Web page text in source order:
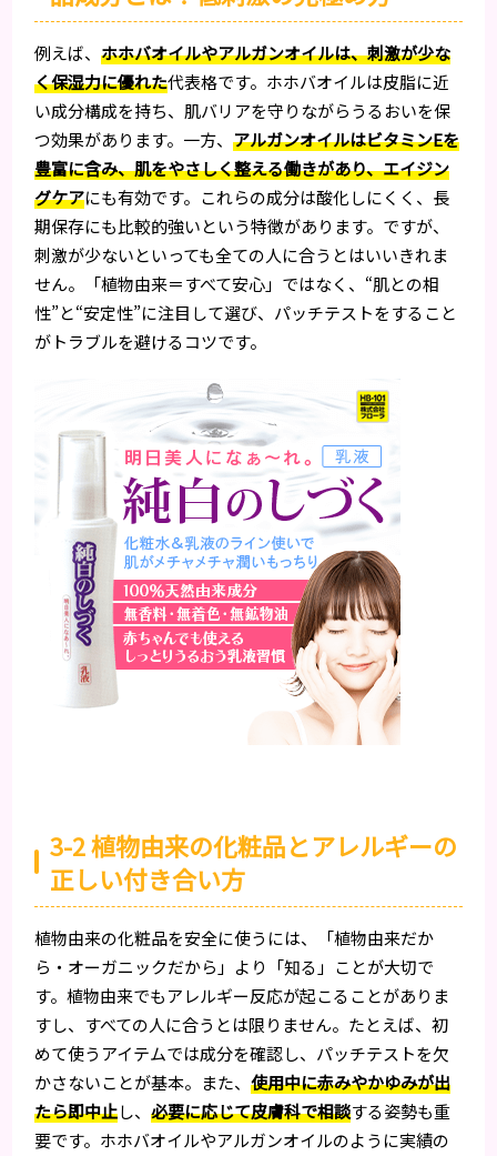
例えば、ホホバオイルやアルガンオイルは、刺激が少な
く保湿力に優れた代表格です。ホホバオイルは皮脂に近
い成分構成を持ち、肌バリアを守りながらうるおいを保
つ効果があります。一方、アルガンオイルはビタミンEを
豊富に含み、肌をやさしく整える働きがあり、エイジン
グケアにも有効です。これらの成分は酸化しにくく、長
期保存にも比較的強いという特徴があります。ですが、
刺激が少ないといっても全ての人に合うとはいいきれま
せん。「植物由来＝すべて安心」ではなく、“肌との相
性”と“安定性”に注目して選び、パッチテストをすること
がトラブルを避けるコツです。
3-2 植物由来の化粧品とアレルギーの
正しい付き合い方
植物由来の化粧品を安全に使うには、「植物由来だか
ら・オーガニックだから」より「知る」ことが大切で
す。植物由来でもアレルギー反応が起こることがありま
すし、すべての人に合うとは限りません。たとえば、初
めて使うアイテムでは成分を確認し、パッチテストを欠
かさないことが基本。また、使用中に赤みやかゆみが出
たら即中止し、必要に応じて皮膚科で相談する姿勢も重
要です。ホホバオイルやアルガンオイルのように実績の